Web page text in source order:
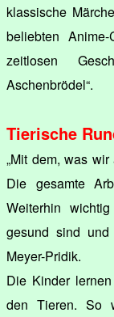
klassische
beliebten
zeitlosen
Aschenbrödel“.
Tierische
„Mit dem, was
Die gesamte
Weiterhin
gesund sind und
Meyer-Pridik.
Die Kinder
den Tieren. So